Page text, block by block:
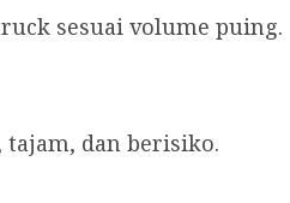
sesuai volume puing.
dan berisiko.